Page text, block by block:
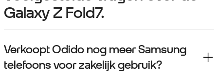
Galaxy Z Fold7.
Verkoopt Odido nog meer Samsung
telefoons voor zakelijk gebruik?